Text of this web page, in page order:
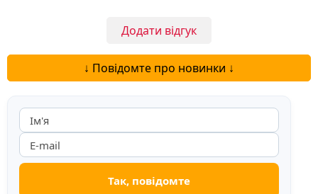
Додати відгук
↓ Повідомте про новинки ↓